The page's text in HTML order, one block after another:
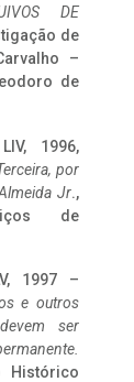
DE
de
–
de
1996,
por
Jr.,
de
1997 –
e outros
ser
Histórico